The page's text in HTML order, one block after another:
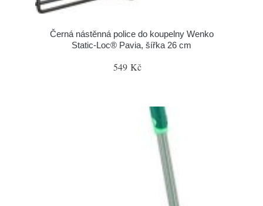
Černá nástěnná police do koupelny Wenko
Static-Loc® Pavia, šířka 26 cm
549 Kč